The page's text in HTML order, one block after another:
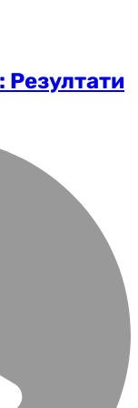
Резултати